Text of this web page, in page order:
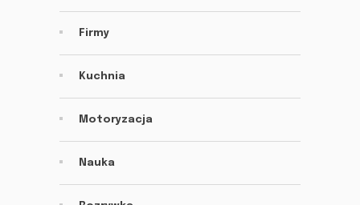
Firmy
Kuchnia
Motoryzacja
Nauka